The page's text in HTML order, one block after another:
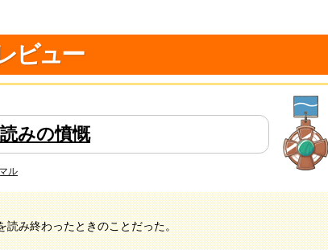
ビュー
みの憤慨
ル
読み終わったときのことだった。